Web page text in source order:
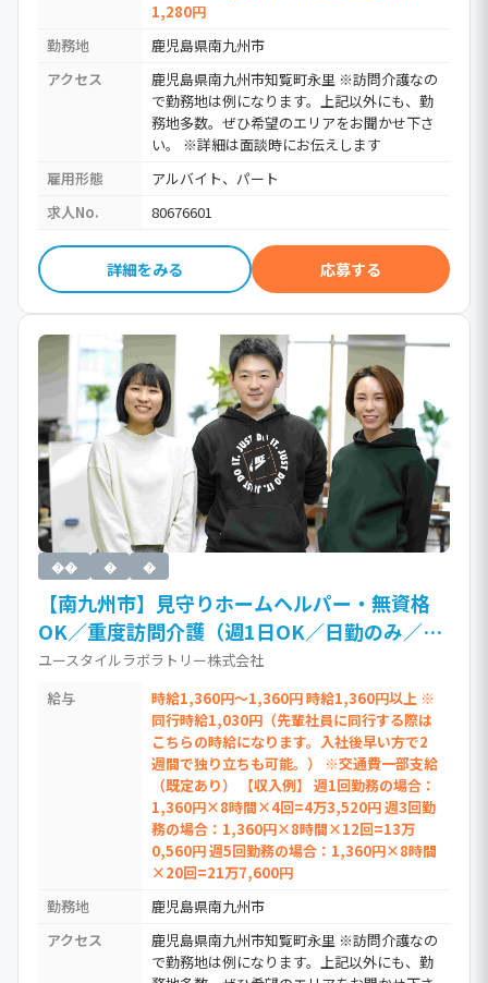
1,280円
勤務地
鹿児島県南九州市
アクセス
鹿児島県南九州市知覧町永里 ※訪問介護なの
で勤務地は例になります。上記以外にも、勤
務地多数。ぜひ希望のエリアをお聞かせ下さ
い。 ※詳細は面談時にお伝えします
雇用形態
アルバイト、パート
求人No.
80676601
詳細をみる 応募する
�� � �
【南九州市】見守りホームヘルパー・無資格
OK／重度訪問介護（週1日OK／日勤のみ／W
ワーク可・日払い制度あり／介護職員）
［Ja］
ユースタイルラボラトリー株式会社
給与
時給1,360円～1,360円 時給1,360円以上 ※
同行時給1,030円（先輩社員に同行する際は
こちらの時給になります。入社後早い方で2
週間で独り立ちも可能。） ※交通費一部支給
（既定あり） 【収入例】 週1回勤務の場合：
1,360円×8時間×4回=4万3,520円 週3回勤
務の場合：1,360円×8時間×12回=13万
0,560円 週5回勤務の場合：1,360円×8時間
×20回=21万7,600円
勤務地
鹿児島県南九州市
アクセス
鹿児島県南九州市知覧町永里 ※訪問介護なの
で勤務地は例になります。上記以外にも、勤